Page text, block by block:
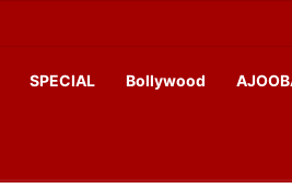
SPECIAL Bollywood